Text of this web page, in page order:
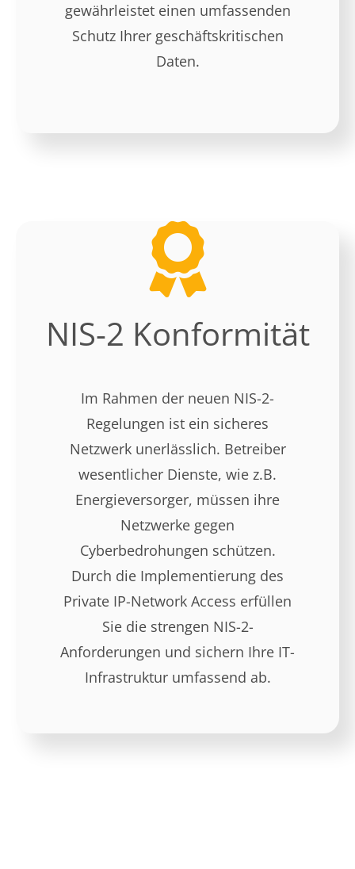
gewährleistet einen umfassenden
Schutz Ihrer geschäftskritischen
Daten.
NIS-2 Konformität
Im Rahmen der neuen NIS-2-
Regelungen ist ein sicheres
Netzwerk unerlässlich. Betreiber
wesentlicher Dienste, wie z.B.
Energieversorger, müssen ihre
Netzwerke gegen
Cyberbedrohungen schützen.
Durch die Implementierung des
Private IP-Network Access erfüllen
Sie die strengen NIS-2-
Anforderungen und sichern Ihre IT-
Infrastruktur umfassend ab.